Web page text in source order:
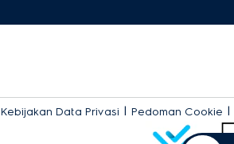
Kebijakan Data Privasi | Pedoman Cookie |